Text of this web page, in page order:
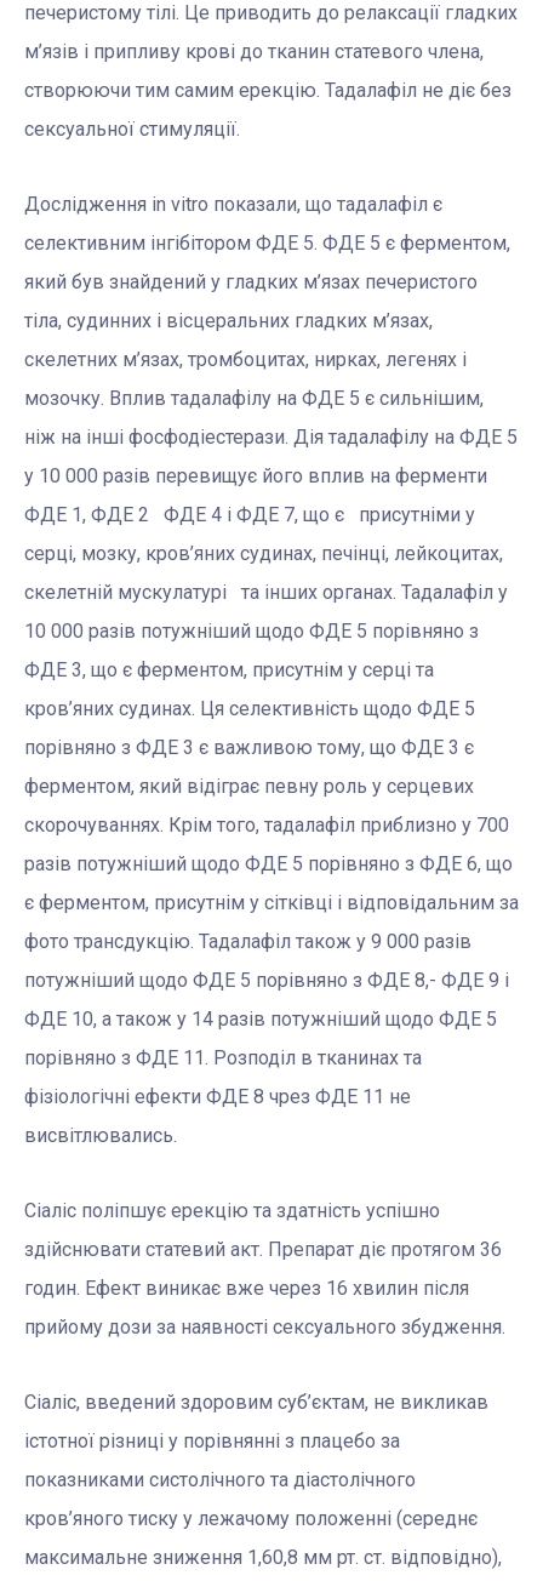
печеристому тілі. Це приводить до релаксації гладких
м’язів і припливу крові до тканин статевого члена,
створюючи тим самим ерекцію. Тадалафіл не діє без
сексуальної стимуляції.
Дослідження in vitro показали, що тадалафіл є
селективним інгібітором ФДЕ 5. ФДЕ 5 є ферментом,
який був знайдений у гладких м’язах печеристого
тіла, судинних і вісцеральних гладких м’язах,
скелетних м’язах, тромбоцитах, нирках, легенях і
мозочку. Вплив тадалафілу на ФДЕ 5 є сильнішим,
ніж на інші фосфодіестерази. Дія тадалафілу на ФДЕ 5
у 10 000 разів перевищує його вплив на ферменти
ФДЕ 1, ФДЕ 2 ФДЕ 4 і ФДЕ 7, що є присутніми у
серці, мозку, кров’яних судинах, печінці, лейкоцитах,
скелетній мускулатурі та інших органах. Тадалафіл у
10 000 разів потужніший щодо ФДЕ 5 порівняно з
ФДЕ 3, що є ферментом, присутнім у серці та
кров’яних судинах. Ця селективність щодо ФДЕ 5
порівняно з ФДЕ 3 є важливою тому, що ФДЕ 3 є
ферментом, який відіграє певну роль у серцевих
скорочуваннях. Крім того, тадалафіл приблизно у 700
разів потужніший щодо ФДЕ 5 порівняно з ФДЕ 6, що
є ферментом, присутнім у сітківці і відповідальним за
фото трансдукцію. Тадалафіл також у 9 000 разів
потужніший щодо ФДЕ 5 порівняно з ФДЕ 8,- ФДЕ 9 і
ФДЕ 10, а також у 14 разів потужніший щодо ФДЕ 5
порівняно з ФДЕ 11. Розподіл в тканинах та
фізіологічні ефекти ФДЕ 8 чрез ФДЕ 11 не
висвітлювались.
Сіаліс поліпшує ерекцію та здатність успішно
здійснювати статевий акт. Препарат діє протягом 36
годин. Ефект виникає вже через 16 хвилин після
прийому дози за наявності сексуального збудження.
Сіаліс, введений здоровим суб’єктам, не викликав
істотної різниці у порівнянні з плацебо за
показниками систолічного та діастолічного
кров’яного тиску у лежачому положенні (середнє
максимальне зниження 1,60,8 мм рт. ст. відповідно),